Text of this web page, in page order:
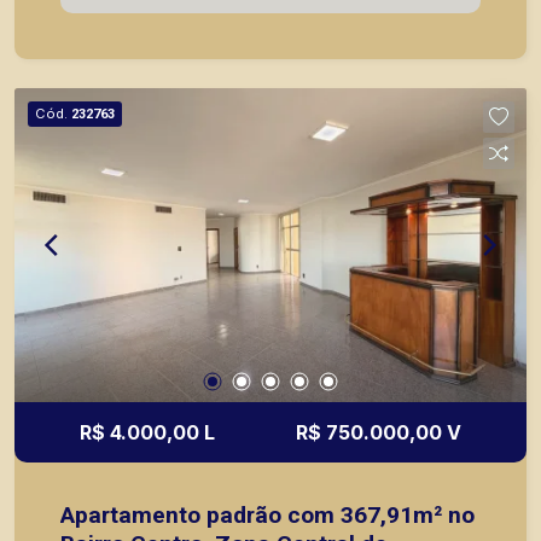
mercados, farmácias, escolas, além de pontos
Cód. 232763
R$ 4.000,00 L R$ 750.000,00 V
Apartamento padrão com 367,91m² no